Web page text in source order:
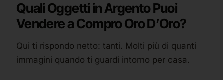
Quali Oggetti in Argento Puoi
Vendere a Compro Oro D’Oro?
Qui ti rispondo netto: tanti. Molti più di quanti
immagini quando ti guardi intorno per casa.